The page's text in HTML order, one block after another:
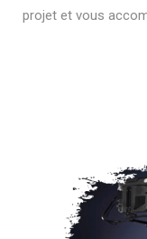
projet et vous